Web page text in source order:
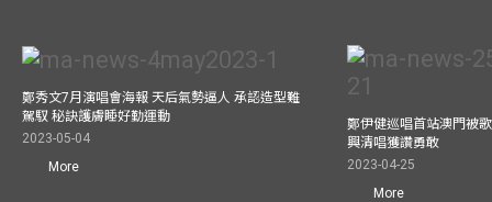
鄭秀文7月演唱會海報 天后氣勢逼人 承認造型難
駕馭 秘訣護膚睡好勤運動
2023-05-04
More
鄭伊健巡唱首站澳門被
興清唱獲讚勇敢
2023-04-25
More